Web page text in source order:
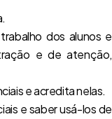
dos alunos e
e de atenção,
e acredita nelas.
e saber usá-los de